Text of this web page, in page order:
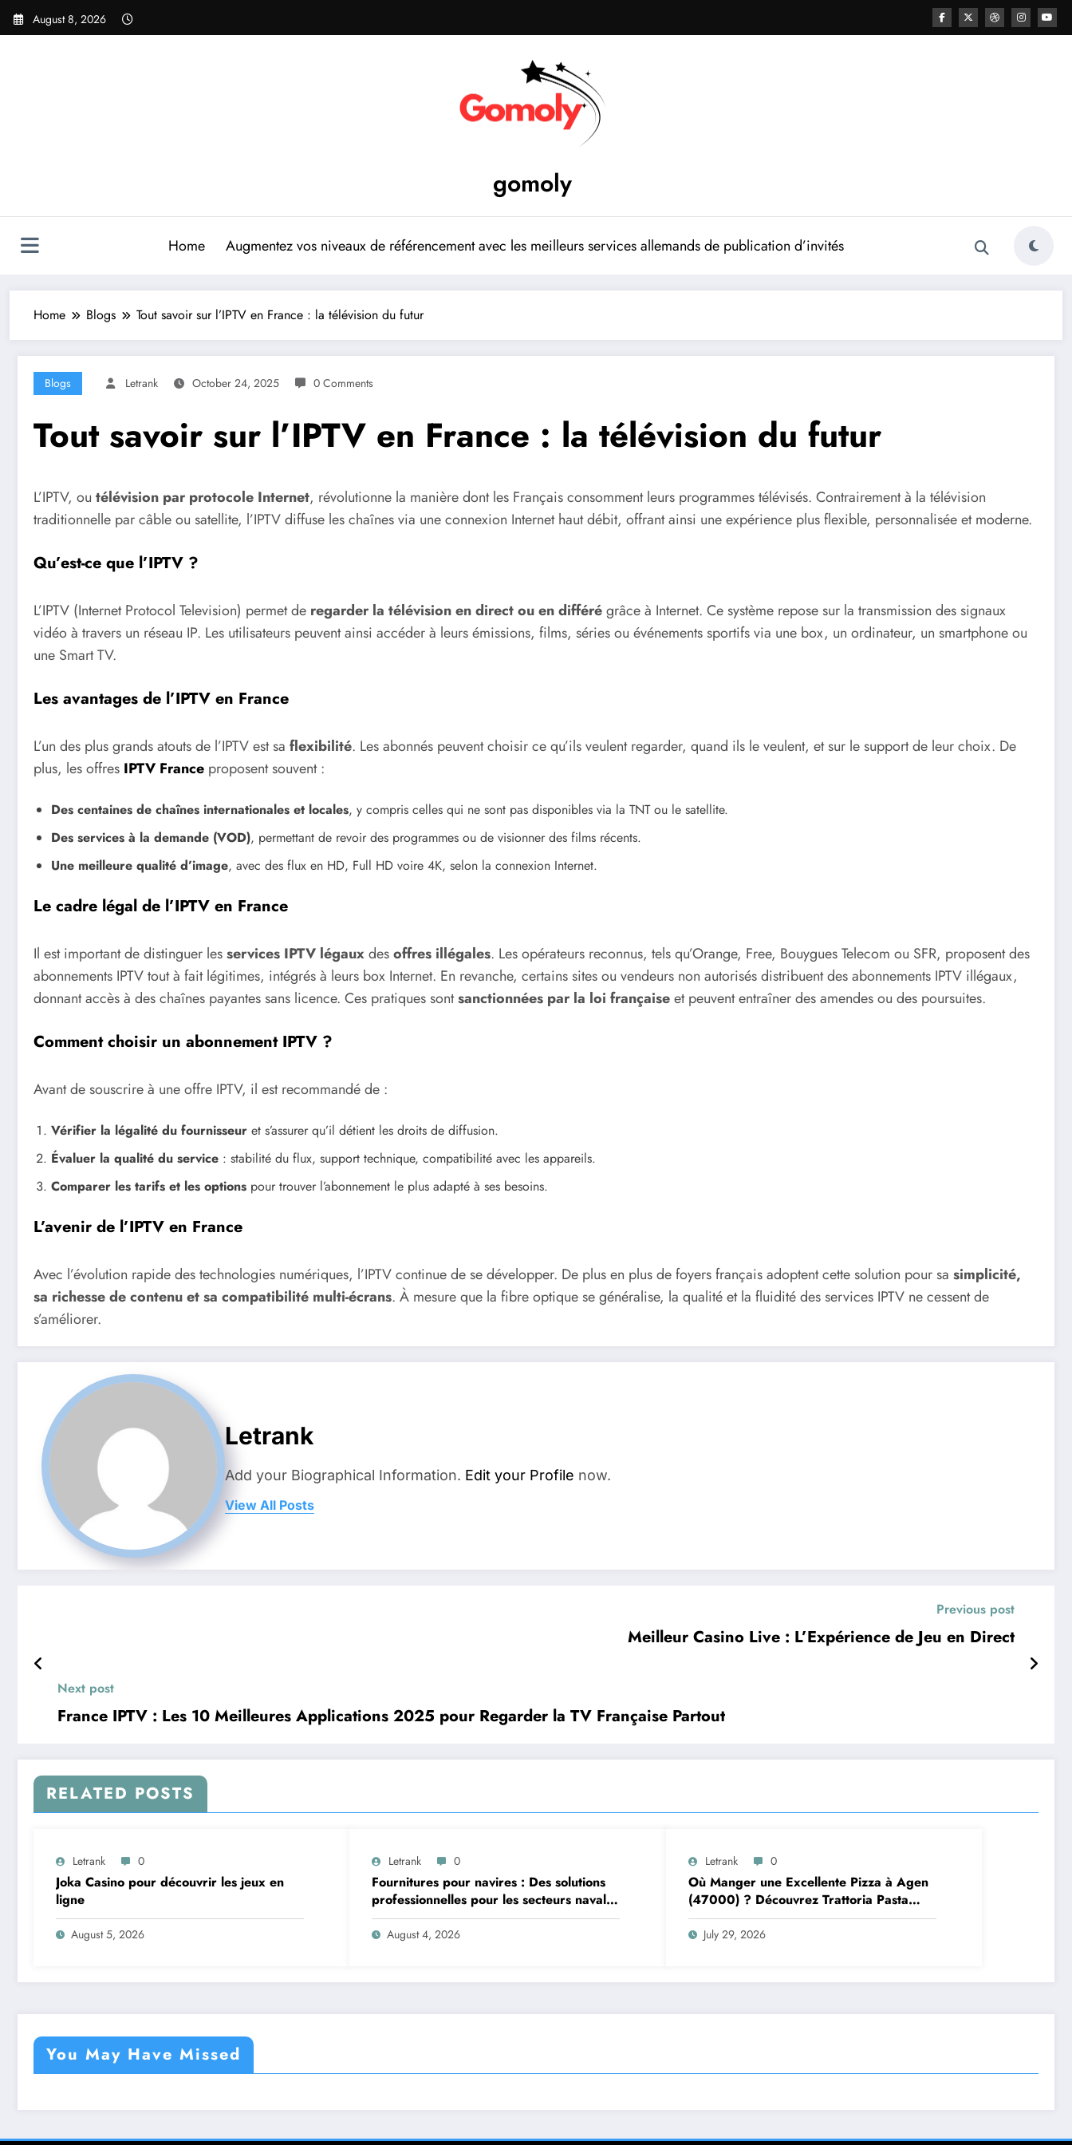
Skip
August 8, 2026
gomoly
Home Augmentez vos niveaux de référencement avec les meilleurs services allemands de publication d’invités
Home Blogs Tout savoir sur l’IPTV en France : la télévision du futur
Blogs Letrank October 24, 2025 0 Comments
Tout savoir sur l’IPTV en France : la télévision du futur
L’IPTV, ou télévision par protocole Internet, révolutionne la manière dont les Français consomment leurs programmes télévisés. Contrairement à la télévision
traditionnelle par câble ou satellite, l’IPTV diffuse les chaînes via une connexion Internet haut débit, offrant ainsi une expérience plus flexible, personnalisée et moderne.
Qu’est-ce que l’IPTV ?
L’IPTV (Internet Protocol Television) permet de regarder la télévision en direct ou en différégrâce à Internet. Ce système repose sur la transmission des signaux
vidéo à travers un réseau IP. Les utilisateurs peuvent ainsi accéder à leurs émissions, films, séries ou événements sportifs via une box, un ordinateur, un smartphone ou
une Smart TV.
Les avantages de l’IPTV en France
L’un des plus grands atouts de l’IPTV est sa flexibilité. Les abonnés peuvent choisir ce qu’ils veulent regarder, quand ils le veulent, et sur le support de leur choix. De
plus, les offres IPTV France proposent souvent :
Des centaines de chaînes internationales et locales, y compris celles qui ne sont pas disponibles via la TNT ou le satellite.
Des services à la demande (VOD), permettant de revoir des programmes ou de visionner des films récents.
Une meilleure qualité d’image, avec des flux en HD, Full HD voire 4K, selon la connexion Internet.
Le cadre légal de l’IPTV en France
Il est important de distinguer lesservices IPTV légauxdesoffres illégales. Les opérateurs reconnus, tels qu’Orange, Free, Bouygues Telecom ou SFR, proposent des
abonnements IPTV tout à fait légitimes, intégrés à leurs box Internet. En revanche, certains sites ou vendeurs non autorisés distribuent des abonnements IPTV illégaux,
donnant accès à des chaînes payantes sans licence. Ces pratiques sontsanctionnées par la loi françaiseet peuvent entraîner des amendes ou des poursuites.
Comment choisir un abonnement IPTV ?
Avant de souscrire à une offre IPTV, il est recommandé de :
Vérifier la légalité du fournisseur et s’assurer qu’il détient les droits de diffusion.
Évaluer la qualité du service : stabilité du flux, support technique, compatibilité avec les appareils.
Comparer les tarifs et les options pour trouver l’abonnement le plus adapté à ses besoins.
L’avenir de l’IPTV en France
Avec l’évolution rapide des technologies numériques, l’IPTV continue de se développer. De plus en plus de foyers français adoptent cette solution pour sa simplicité,
sa richesse de contenu et sa compatibilité multi-écrans. À mesure que la fibre optique se généralise, la qualité et la fluidité des services IPTV ne cessent de
s’améliorer.
Letrank
Add your Biographical Information. Edit your Profile now.
View All Posts
Previous post
Meilleur Casino Live : L’Expérience de Jeu en Direct
Next post
France IPTV : Les 10 Meilleures Applications 2025 pour Regarder la TV Française Partout
RELATED POSTS
Letrank 0
Joka Casino pour découvrir les jeux en
ligne
August 5, 2026
Letrank 0
Fournitures pour navires : Des solutions
professionnelles pour les secteurs naval
et offshore
August 4, 2026
Letrank 0
Où Manger une Excellente Pizza à Agen
(47000) ? Découvrez Trattoria Pasta
Pizza Brax
July 29, 2026
You May Have Missed